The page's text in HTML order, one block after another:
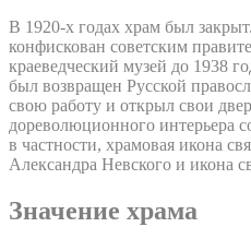
В 1920-х годах храм был
конфискован советским
краеведческий музей до 1938
был возвращен Русской
свою работу и открыл свои
дореволюционного интерьера
в частности, храмовая икона
Александра Невского и икона
Значение храма